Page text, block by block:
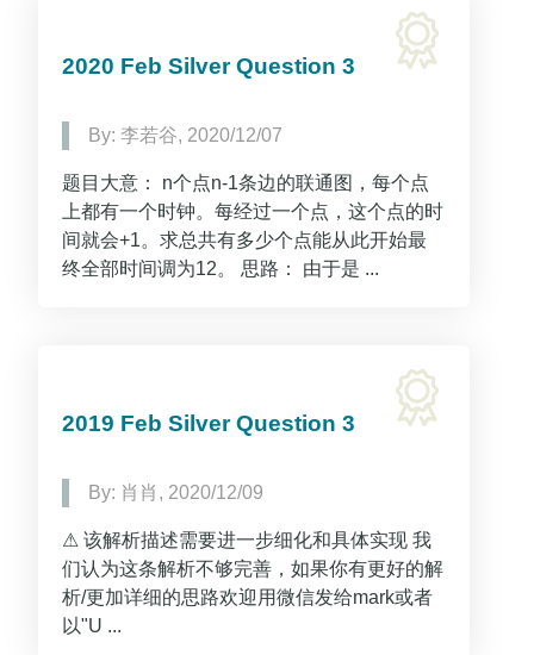
2020 Feb Silver Question 3
By: 李若谷, 2020/12/07
题目大意： n个点n-1条边的联通图，每个点
上都有一个时钟。每经过一个点，这个点的时
间就会+1。求总共有多少个点能从此开始最
终全部时间调为12。 思路： 由于是 ...
2019 Feb Silver Question 3
By: 肖肖, 2020/12/09
⚠ 该解析描述需要进一步细化和具体实现 我
们认为这条解析不够完善，如果你有更好的解
析/更加详细的思路欢迎用微信发给mark或者
以"U ...